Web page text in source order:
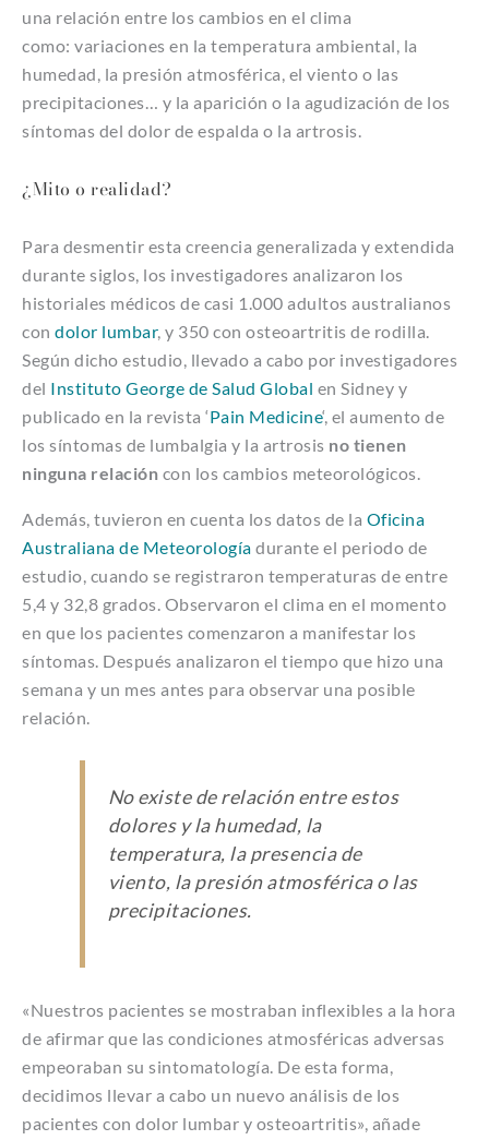
una relación entre los cambios en el clima
como: variaciones en la temperatura ambiental, la
humedad, la presión atmosférica, el viento o las
precipitaciones… y la aparición o la agudización de los
síntomas del dolor de espalda o la artrosis.
¿Mito o realidad?
Para desmentir esta creencia generalizada y extendida
durante siglos, los investigadores analizaron los
historiales médicos de casi 1.000 adultos australianos
con dolor lumbar, y 350 con osteoartritis de rodilla.
Según dicho estudio, llevado a cabo por investigadores
del Instituto George de Salud Global en Sidney y
publicado en la revista ‘Pain Medicine‘, el aumento de
los síntomas de lumbalgia y la artrosis no tienen
ninguna relación con los cambios meteorológicos.
Además, tuvieron en cuenta los datos de la Oficina
Australiana de Meteorología durante el periodo de
estudio, cuando se registraron temperaturas de entre
5,4 y 32,8 grados. Observaron el clima en el momento
en que los pacientes comenzaron a manifestar los
síntomas. Después analizaron el tiempo que hizo una
semana y un mes antes para observar una posible
relación.
No existe de relación entre estos
dolores y la humedad, la
temperatura, la presencia de
viento, la presión atmosférica o las
precipitaciones.
«Nuestros pacientes se mostraban inflexibles a la hora
de afirmar que las condiciones atmosféricas adversas
empeoraban su sintomatología. De esta forma,
decidimos llevar a cabo un nuevo análisis de los
pacientes con dolor lumbar y osteoartritis», añade